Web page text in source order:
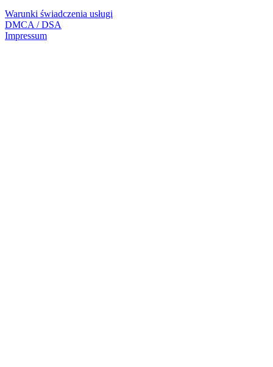
Warunki świadczenia usługi
DMCA / DSA
Impressum